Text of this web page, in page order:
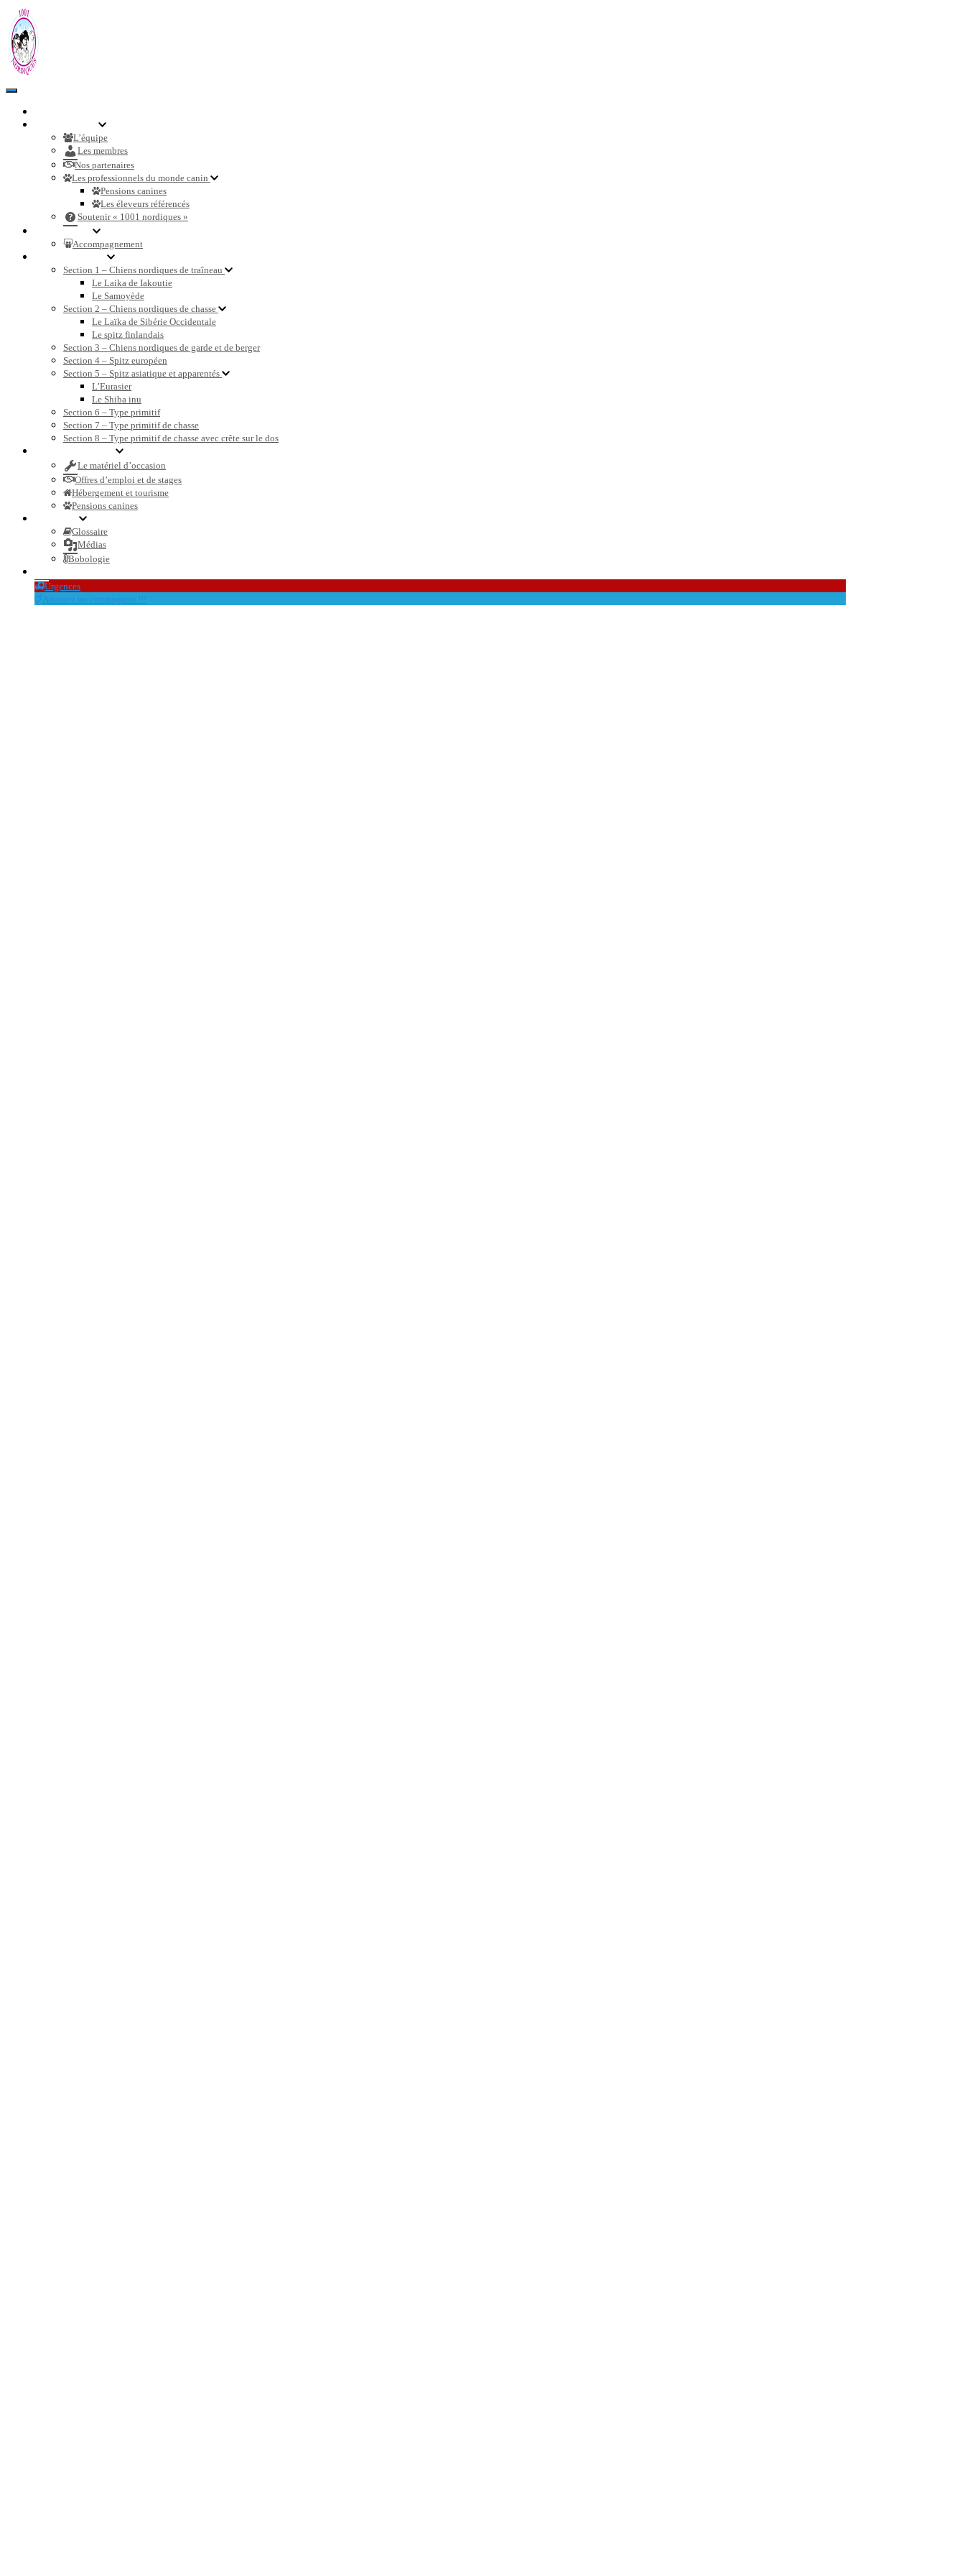
Toggle
L’équipe
Les membres
Nos partenaires
Les professionnels du monde canin
Pensions canines
Les éleveurs référencés
Soutenir « 1001 nordiques »
Accompagnement
Section 1 – Chiens nordiques de traîneau
Le Laika de Iakoutie
Le Samoyède
Section 2 – Chiens nordiques de chasse
Le Laïka de Sibérie Occidentale
Le spitz finlandais
Section 3 – Chiens nordiques de garde et de berger
Section 4 – Spitz européen
Section 5 – Spitz asiatique et apparentés
L’Eurasier
Le Shiba inu
Section 6 – Type primitif
Section 7 – Type primitif de chasse
Section 8 – Type primitif de chasse avec crête sur le dos
Le matériel d’occasion
Offres d’emploi et de stages
Hébergement et tourisme
Pensions canines
Glossaire
Médias
Bobologie
Urgences
Adoptez un compagnon !!!